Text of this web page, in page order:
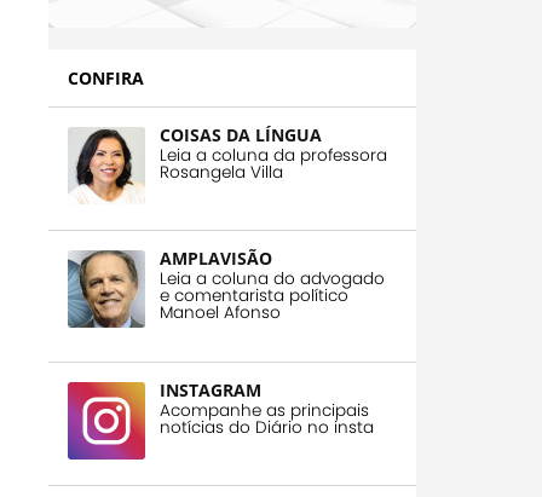
CONFIRA
COISAS DA LÍNGUA
Leia a coluna da professora
Rosangela Villa
AMPLAVISÃO
Leia a coluna do advogado
e comentarista político
Manoel Afonso
INSTAGRAM
Acompanhe as principais
notícias do Diário no insta